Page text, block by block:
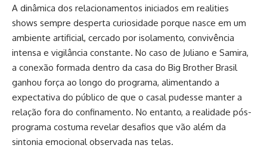
A dinâmica dos relacionamentos iniciados em realities
shows sempre desperta curiosidade porque nasce em um
ambiente artificial, cercado por isolamento, convivência
intensa e vigilância constante. No caso de Juliano e Samira,
a conexão formada dentro da casa do Big Brother Brasil
ganhou força ao longo do programa, alimentando a
expectativa do público de que o casal pudesse manter a
relação fora do confinamento. No entanto, a realidade pós-
programa costuma revelar desafios que vão além da
sintonia emocional observada nas telas.